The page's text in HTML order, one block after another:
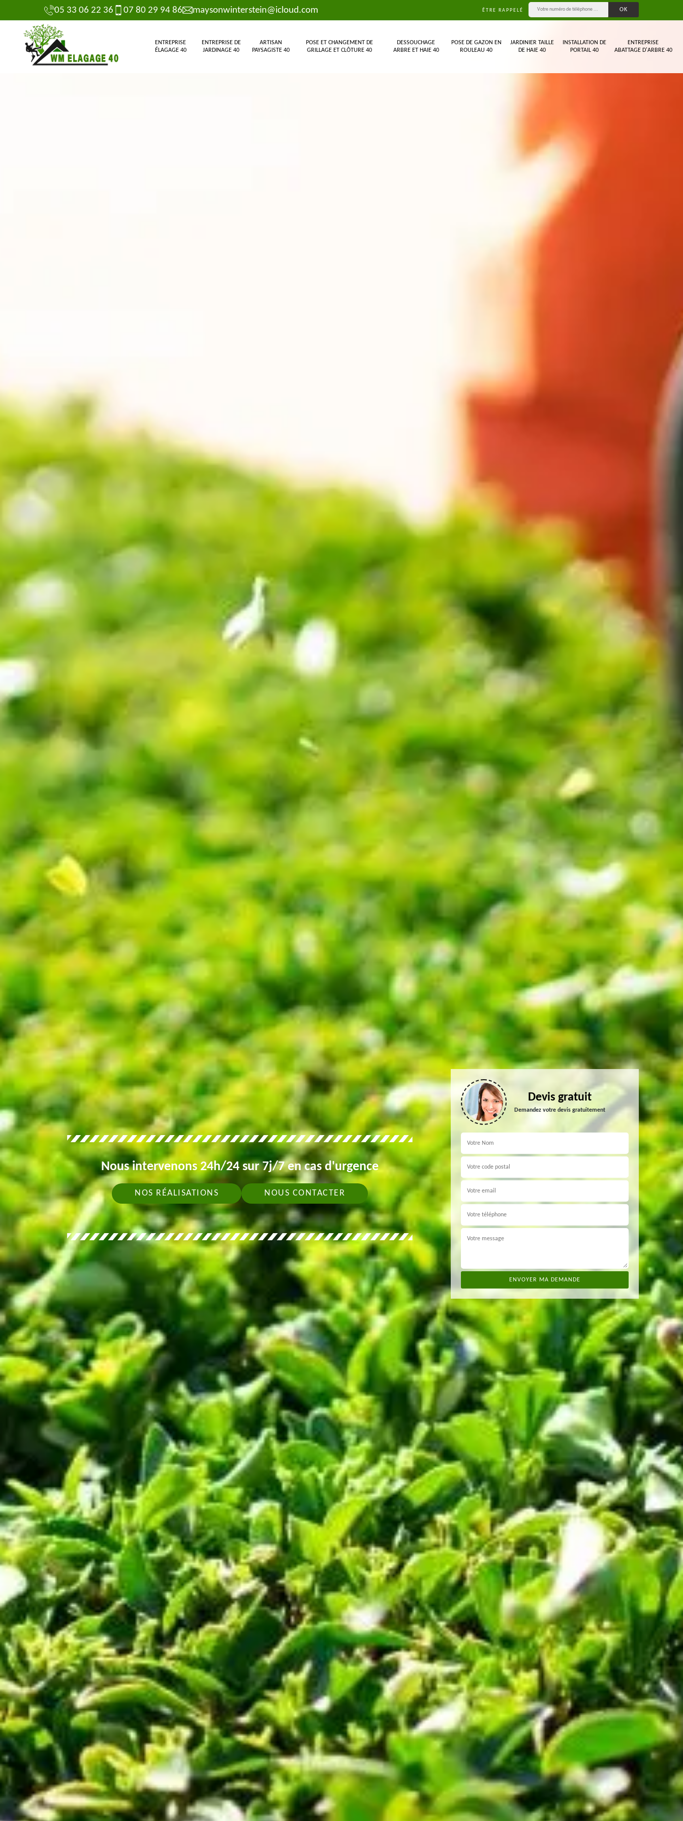
05 33 06 22 36 07 80 29 94 86 maysonwinterstein@icloud.com ÊTRE RAPPELÉ
ENTREPRISE
ÉLAGAGE 40
ENTREPRISE DE
JARDINAGE 40
ARTISAN
PAYSAGISTE 40
POSE ET CHANGEMENT DE
GRILLAGE ET CLÔTURE 40
DESSOUCHAGE
ARBRE ET HAIE 40
POSE DE GAZON EN
ROULEAU 40
JARDINIER TAILLE
DE HAIE 40
INSTALLATION DE
PORTAIL 40
ENTREPRISE
ABATTAGE D'ARBRE 40
Nous intervenons 24h/24 sur 7j/7 en cas d'urgence
NOS RÉALISATIONS NOUS CONTACTER
Devis gratuit
Demandez votre devis gratuitement